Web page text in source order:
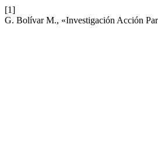
[1]
G. Bolívar M., «Investigación Acción